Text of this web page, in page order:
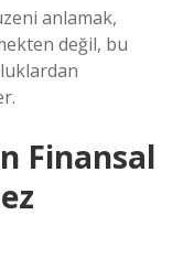
anlamak,
değil, bu
Finansal